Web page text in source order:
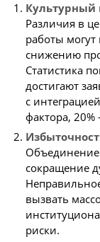
Культурный
Различия в
работы
снижению
Статистика
достигают
с
фактора,
Объединение
сокращение
вызвать
риски.